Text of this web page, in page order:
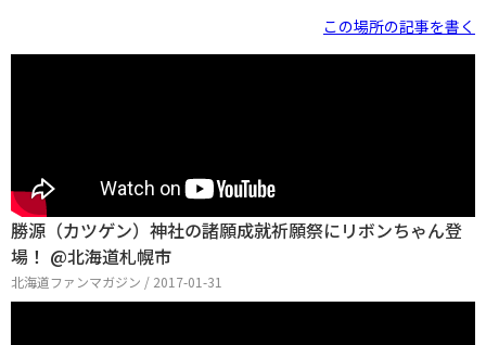
この場所の記事を書く
勝源（カツゲン）神社の諸願成就祈願祭にリボンちゃん登
場！ @北海道札幌市
北海道ファンマガジン / 2017-01-31